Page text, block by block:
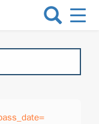
選
換